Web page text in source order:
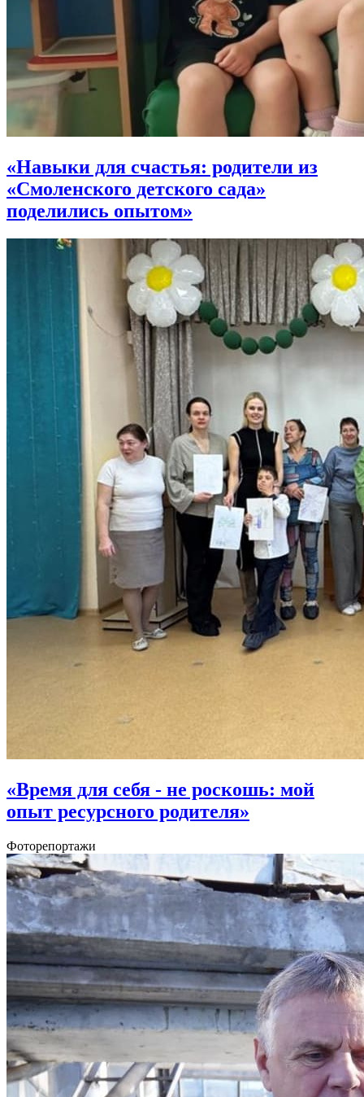
«Навыки для счастья: родители из
«Смоленского детского сада»
поделились опытом»
«Время для себя - не роскошь: мой
опыт ресурсного родителя»
Фоторепортажи